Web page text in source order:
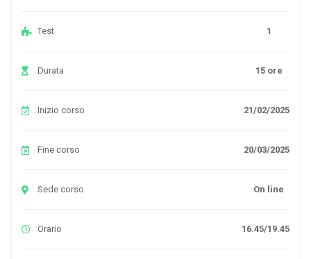
Test 1
Durata 15 ore
Inizio corso 21/02/2025
Fine corso 20/03/2025
Sede corso On line
Orario 16.45/19.45